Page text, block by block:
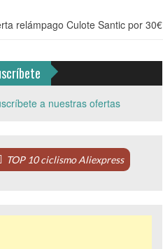
relámpago Culote Santic por 30€
a nuestras ofertas
TOP 10 ciclismo Aliexpress